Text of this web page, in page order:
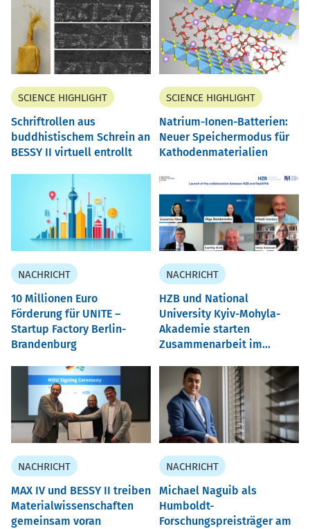
SCIENCE HIGHLIGHT
Schriftrollen aus
buddhistischem Schrein an
BESSY II virtuell entrollt
SCIENCE HIGHLIGHT
Natrium-Ionen-Batterien:
Neuer Speichermodus für
Kathodenmaterialien
NACHRICHT
10 Millionen Euro
Förderung für UNITE –
Startup Factory Berlin-
Brandenburg
NACHRICHT
HZB und National
University Kyiv-Mohyla-
Akademie starten
Zusammenarbeit im...
NACHRICHT
MAX IV und BESSY II treiben
Materialwissenschaften
gemeinsam voran
NACHRICHT
Michael Naguib als
Humboldt-
Forschungspreisträger am